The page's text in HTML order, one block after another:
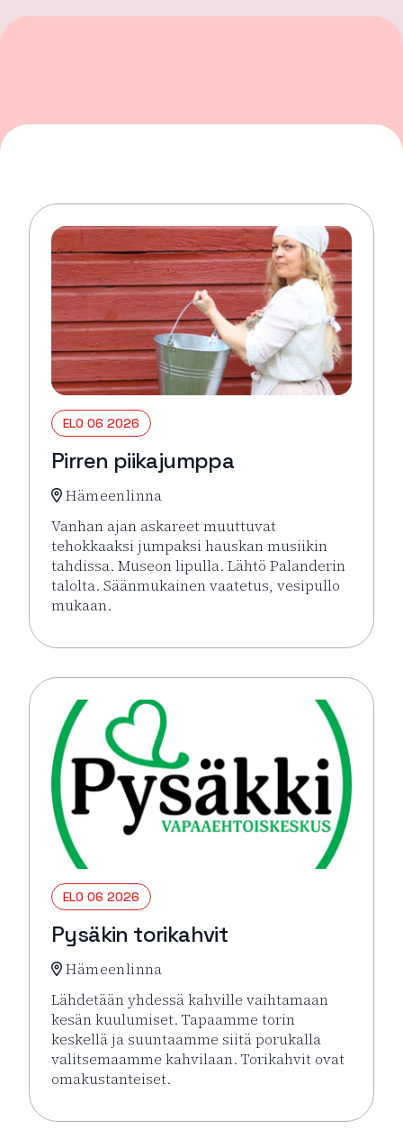
ELO 06 2026
Pirren piikajumppa
Hämeenlinna
Vanhan ajan askareet muuttuvat
tehokkaaksi jumpaksi hauskan musiikin
tahdissa. Museon lipulla. Lähtö Palanderin
talolta. Säänmukainen vaatetus, vesipullo
mukaan.
ELO 06 2026
Pysäkin torikahvit
Hämeenlinna
Lähdetään yhdessä kahville vaihtamaan
kesän kuulumiset. Tapaamme torin
keskellä ja suuntaamme siitä porukalla
valitsemaamme kahvilaan. Torikahvit ovat
omakustanteiset.